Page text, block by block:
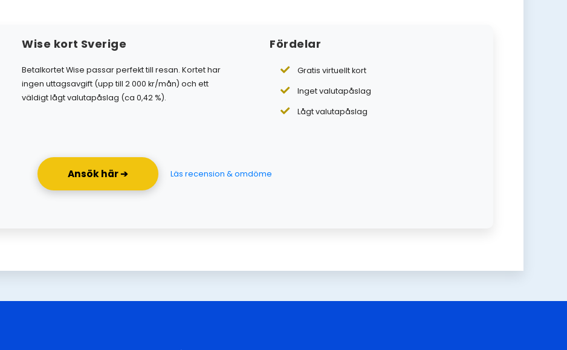
Wise kort Sverige
Betalkortet Wise passar perfekt till resan. Kortet har
ingen uttagsavgift (upp till 2 000 kr/mån) och ett
väldigt lågt valutapåslag (ca 0,42 %).
Fördelar
Gratis virtuellt kort
Inget valutapåslag
Lågt valutapåslag
Ansök här ➔ Läs recension & omdöme